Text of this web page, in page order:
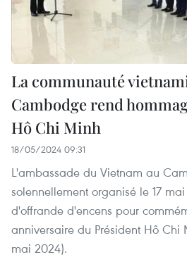
La communauté
Cambodge rend
Hô Chi Minh
18/05/2024 09:31
L'ambassade du Vietnam au
solennellement organisé le 17
d'offrande d'encens pour
anniversaire du Président Hô Chi
mai 2024).